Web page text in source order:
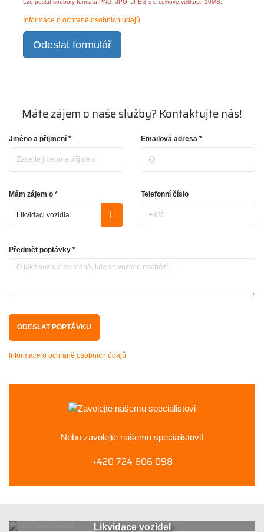
Lze poslat soubory formátu PNG, JPG, JPEG s o celkové velikostí 10MB.
Informace o ochraně osobních údajů
Odeslat formulář
Máte zájem o naše služby? Kontaktujte nás!
Jméno a přijmení * Emailová adresa *
Mám zájem o * Telefonní číslo
Předmět poptávky *
Informace o ochraně osobních údajů
Nebo zavolejte našemu specialistovi!
+420 724 806 098
Likvidace vozidel